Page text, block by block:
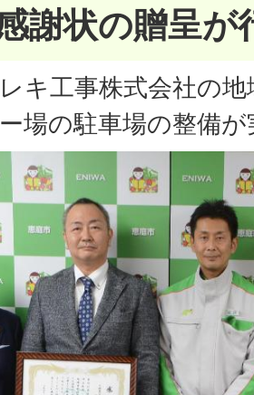
謝状の贈呈が
キ工事株式会社の
場の駐車場の整備